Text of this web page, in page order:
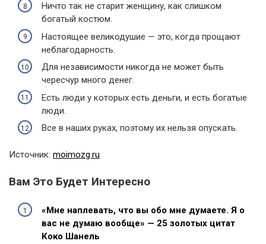
Ничто так не старит женщину, как слишком
богатый костюм.
Настоящее великодушие — это, когда прощают
неблагодарность.
Для независимости никогда не может быть
чересчур много денег.
Есть люди у которых есть деньги, и есть богатые
люди.
Все в наших руках, поэтому их нельзя опускать.
Источник: moimozg.ru
Вам Это Будет Интересно
«Мне наплевать, что вы обо мне думаете. Я о
вас не думаю вообще» — 25 золотых цитат
Коко Шанель